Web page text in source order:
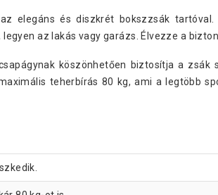
elegáns és diszkrét bokszzsák
az lakás vagy garázs. Élvezze a
köszönhetően biztosítja a
teherbírás 80 kg, ami a legtöbb